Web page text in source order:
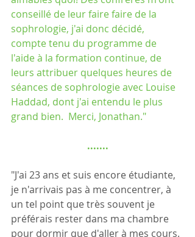
conseillé de leur faire faire de la
sophrologie, j'ai donc décidé,
compte tenu du programme de
l'aide à la formation continue, de
leurs attribuer quelques heures de
séances de sophrologie avec Louise
Haddad, dont j'ai entendu le plus
grand bien.  Merci, Jonathan."
.......
"J'ai 23 ans et suis encore étudiante,
je n'arrivais pas à me concentrer, à
un tel point que très souvent je
préférais rester dans ma chambre
pour dormir que d'aller à mes cours.